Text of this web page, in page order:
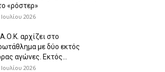
«ρόστερ»
2026
αρχίζει στο
με δύο εκτός
αγώνες. Εκτός...
2026